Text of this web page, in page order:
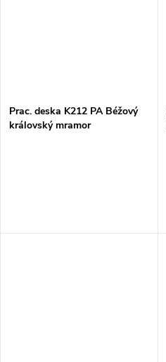
Prac. deska K212 PA Béžový
královský mramor